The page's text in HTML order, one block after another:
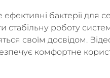
бактерії для
стабільну роботу
своїм досвідом.
комфортне